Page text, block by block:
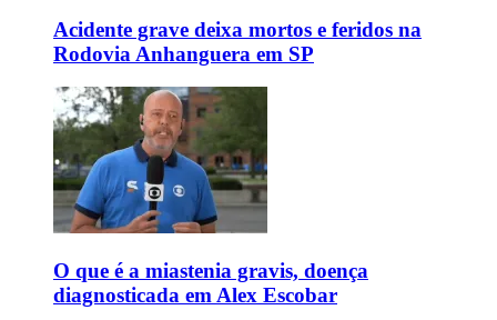
Acidente grave deixa mortos e feridos na
Rodovia Anhanguera em SP
O que é a miastenia gravis, doença
diagnosticada em Alex Escobar